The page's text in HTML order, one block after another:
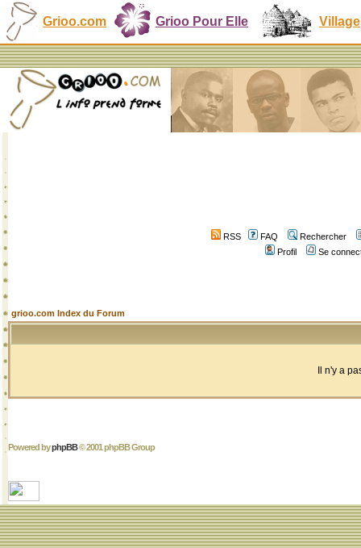
Grioo.com Grioo Pour Elle Village
RSS FAQ
Rechercher
Profil
Se
grioo.com Index du Forum
Il n'y a
Powered byphpBB© 2001 phpBB Group